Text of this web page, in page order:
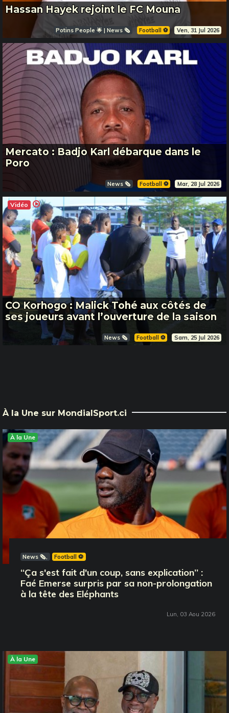
Hassan Hayek rejoint le FC Mouna
Potins People 🌟 | News 🗞️ Football ⚽️ Ven, 31 Jul 2026
Mercato : Badjo Karl débarque dans le
Poro
News 🗞️ Football ⚽️ Mar, 28 Jul 2026
Vidéo
CO Korhogo : Malick Tohé aux côtés de
ses joueurs avant l’ouverture de la saison
News 🗞️ Football ⚽️ Sam, 25 Jul 2026
À la Une sur MondialSport.ci
À la Une
News 🗞️ Football ⚽️
‘‘Ça s'est fait d'un coup, sans explication’’ :
Faé Emerse surpris par sa non-prolongation
à la tête des Eléphants
Lun, 03 Aou 2026
À la Une